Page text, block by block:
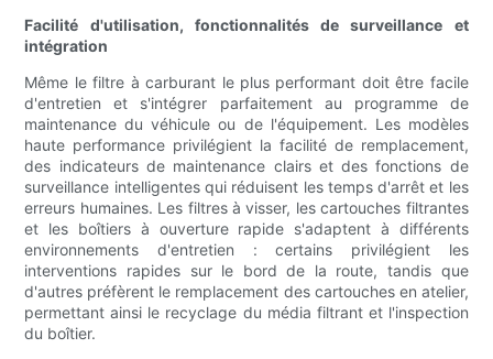
Facilité d'utilisation, fonctionnalités de surveillance et
intégration
Même le filtre à carburant le plus performant doit être facile
d'entretien et s'intégrer parfaitement au programme de
maintenance du véhicule ou de l'équipement. Les modèles
haute performance privilégient la facilité de remplacement,
des indicateurs de maintenance clairs et des fonctions de
surveillance intelligentes qui réduisent les temps d'arrêt et les
erreurs humaines. Les filtres à visser, les cartouches filtrantes
et les boîtiers à ouverture rapide s'adaptent à différents
environnements d'entretien : certains privilégient les
interventions rapides sur le bord de la route, tandis que
d'autres préfèrent le remplacement des cartouches en atelier,
permettant ainsi le recyclage du média filtrant et l'inspection
du boîtier.